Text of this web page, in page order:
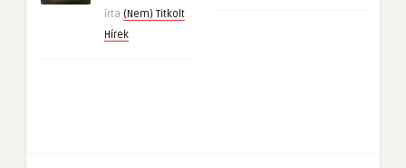
írta (Nem) Titkolt
Hírek